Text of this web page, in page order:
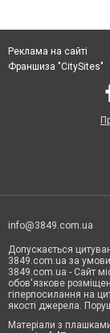
Реклама на сайті
Франшиза "CitySites"
info@3849.com.ua
Допускається
3849.com.ua за
3849.com.ua - Сайт
обов'язкове
гіперпосилання на
якості джерела.
Матеріали з